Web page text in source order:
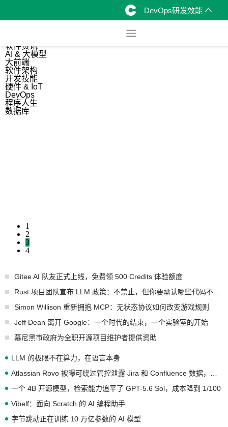
DevOps研发效能
软件资讯
AI & 大模型
大前端
软件架构
开发技能
硬件 & IoT
DevOps
程序人生
数据库
1
2
3
4
Gitee AI 队友正式上线，免费领 500 Credits 体验额度
Simon Willison 重新拥抱 MCP：无状态协议如何改变游戏规则
Jeff Dean 离开 Google：一个时代的结束，一个实验室的开始
慕尼黑市政府为全职开源项目维护者提供资助
LLM 的极限不在算力，在语言本身
一个 4B 开源模型，检索能力追平了 GPT-5.6 Sol，成本降到 1/100
Vibelf：面向 Scratch 的 AI 编程助手
字节跳动正在训练 10 万亿参数的 AI 模型